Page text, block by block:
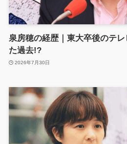
泉房穂の経歴｜東大卒後のテ
た過去!?
2026年7月30日